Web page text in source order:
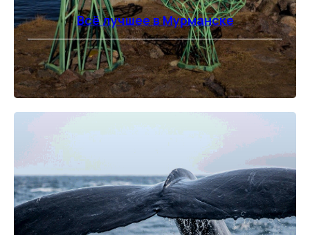
Всё лучшее в Мурманске
⠀